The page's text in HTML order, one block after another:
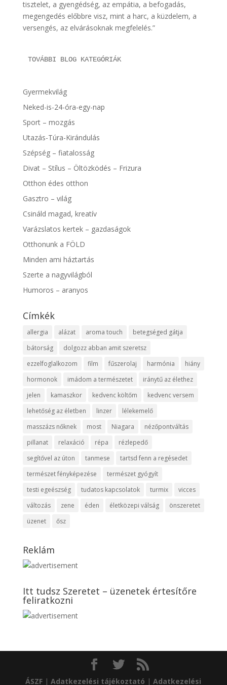
tisztelet, a gyengédség, az empátia, a befogadás,
megengedés előbbre visz, mint a harc, a küzdelem, a
versengés, az elvárásoknak megfelelés.”
TOVÁBBI BLOG KATEGÓRIÁK
Gyermekvilág
Neked-is-24-óra-egy-nap
Sport – mozgás
Utazás-Túra-Kirándulás
Szépség – fiatalosság
Divat – Stílus – Öltözködés – Frizura
Otthon édes otthon
Gasztro – világ
Csináld magad, kreatív
Varázslatos kertek – gazdaságok
Otthonunk a FÖLD
Minden ami háztartás
Szerte a nagyvilágból
Humoros – aranyos
Címkék
allergia alázat aroma touch
betegséged gátja
bátorság
dolgozz abban amit szeretsz
ezzelfoglalkozom
film fűszerolaj harmónia
hiány
hormonok
imádom a természetet
iránytű az élethez
jelen
kamaszkor kedvenc költőm
kedvenc versem
lehetőség az életben
linzer
lélekemelő
masszázs nőknek
most Niagara
nézőpontváltás
pillanat
relaxáció répa
rézlepedő
segítővel az úton
tanmese
tartsd fenn a regésedet
természet fényképezése
természet gyógyít
testi egeészség
tudatos kapcsolatok turmix
vicces
változás
zene éden életközepi válság
önszeretet
üzenet
ősz
Reklám
Itt tudsz Szeretet – üzenetek értesítőre
feliratkozni
ÁSZF |Adatkezelési tájékoztató |Adatkezelési